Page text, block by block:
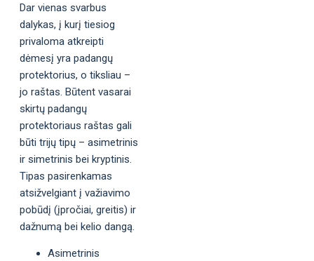
Dar vienas svarbus
dalykas, į kurį tiesiog
privaloma atkreipti
dėmesį yra padangų
protektorius, o tiksliau –
jo raštas. Būtent vasarai
skirtų padangų
protektoriaus raštas gali
būti trijų tipų – asimetrinis
ir simetrinis bei kryptinis.
Tipas pasirenkamas
atsižvelgiant į važiavimo
pobūdį (įpročiai, greitis) ir
dažnumą bei kelio dangą.
Asimetrinis